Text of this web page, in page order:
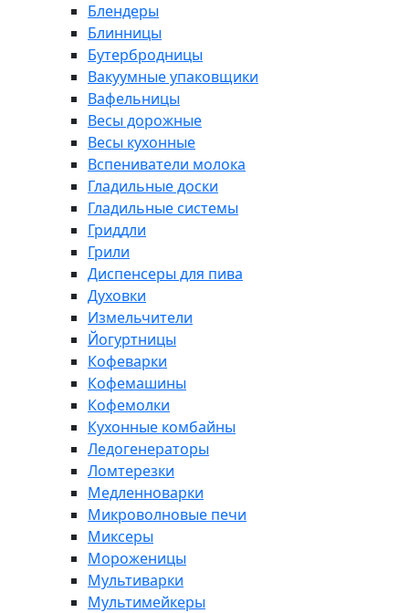
Блендеры
Блинницы
Бутербродницы
Вакуумные упаковщики
Вафельницы
Весы дорожные
Весы кухонные
Вспениватели молока
Гладильные доски
Гладильные системы
Гриддли
Грили
Диспенсеры для пива
Духовки
Измельчители
Йогуртницы
Кофеварки
Кофемашины
Кофемолки
Кухонные комбайны
Ледогенераторы
Ломтерезки
Медленноварки
Микроволновые печи
Миксеры
Мороженицы
Мультиварки
Мультимейкеры